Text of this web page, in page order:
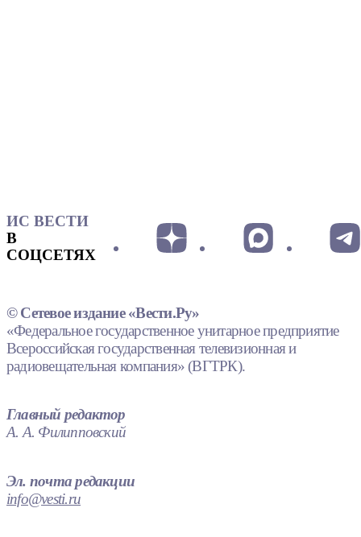
ИС ВЕСТИ
В
СОЦСЕТЯХ
© Сетевое издание «Вести.Ру»
«Федеральное государственное унитарное предприятие
Всероссийская государственная телевизионная и
радиовещательная компания» (ВГТРК).
Главный редактор
А. А. Филипповский
Эл. почта редакции
info@vesti.ru